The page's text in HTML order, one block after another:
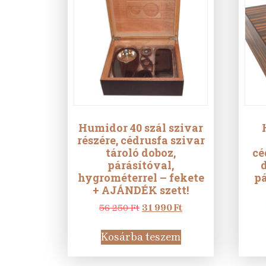
Humidor 40 szál szivar
részére, cédrusfa szivar
tároló doboz,
párásítóval,
hygrométerrel – fekete
+ AJÁNDÉK szett!
56 250Ft Original
was:
56
250 Ft.
31 990FtCurrent
990 Ft.
Kosárba teszem